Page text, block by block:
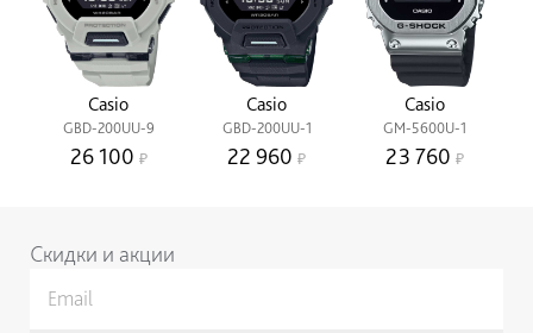
Casio
GBD-200UU-9
26 100
Casio
GBD-200UU-1
22 960
Casio
GM-5600U-1
23 760
Скидки и акции